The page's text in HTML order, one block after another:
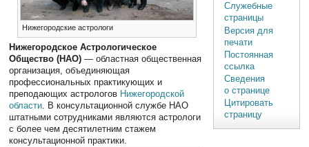
Нижегородские астрологи
Нижегородское Астрологическое
Общество (НАО) — областная общественная
организация, объединяющая
профессиональных практикующих и
преподающих астрологов Нижегородской
области. В консультационной службе НАО
штатными сотрудниками являются астрологи
с более чем десятилетним стажем
консультационной практики.
Служебные
страницы
Версия для
печати
Постоянная
ссылка
Сведения
о странице
Цитировать
страницу